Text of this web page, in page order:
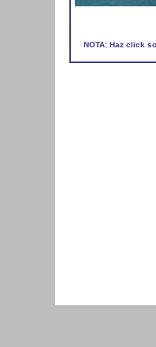
NOTA: Haz click